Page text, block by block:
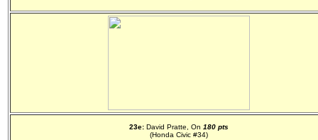
23e:David Pratte, On 180 pts
(Honda Civic #34)